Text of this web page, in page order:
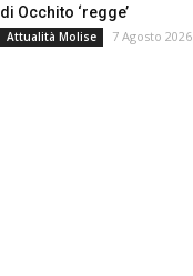
di Occhito ‘regge’
Attualità Molise 7 Agosto 2026